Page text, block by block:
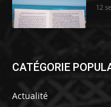
12
CATÉGORIE
Actualité